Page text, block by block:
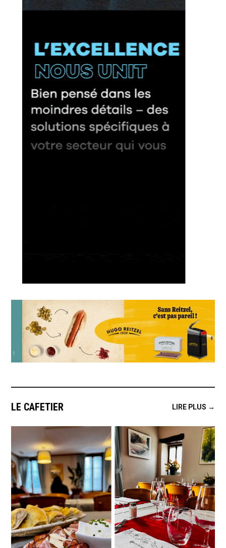
LE CAFETIER LIRE PLUS →